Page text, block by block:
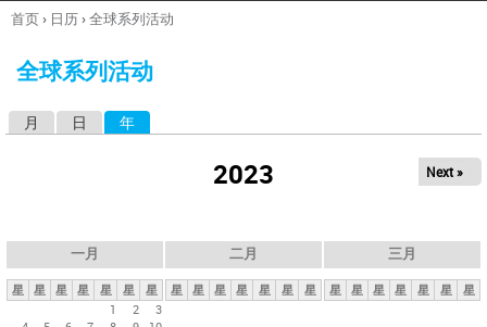
你
这
首页› 日历›全球系列活动
全球系列活动
月 日 年
2023 Next »
一月
星 星 星 星 星 星
星
1
2
3
二月
星 星 星 星 星 星 星
三月
星 星 星 星 星 星 星